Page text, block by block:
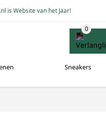
is Website van het Jaar!
Sneakers